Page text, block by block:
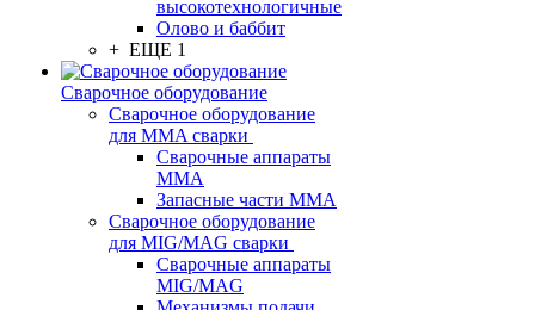
высокотехнологичные
Олово и баббит
+ ЕЩЕ 1
Сварочное оборудование
Сварочное оборудование
для MMA сварки
Сварочные аппараты
MMA
Запасные части MMA
Сварочное оборудование
для MIG/MAG сварки
Сварочные аппараты
MIG/MAG